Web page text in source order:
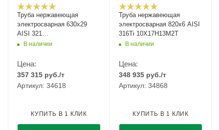
Труба нержавеющая
электросварная 630х29
AISI 321
12Х18Н10Т/08Х18Н10Т
В наличии
Цена:
357 315 руб./т
Артикул: 34618
КУПИТЬ В 1 КЛИК
Труба нержавеющая
электросварная 820х6 AISI
316Ti 10Х17Н13М2Т
В наличии
Цена:
348 935 руб./т
Артикул: 34868
КУПИТЬ В 1 КЛИК